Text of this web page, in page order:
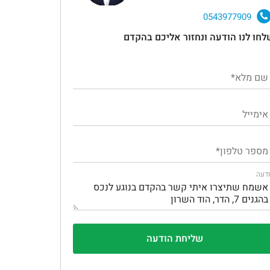
0543977909
לנו הודעה ונחזור אליכם בהקדם